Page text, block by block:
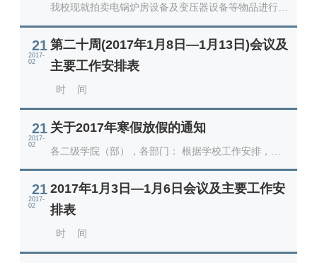
融合门户 校园邮箱 访客申请 WebVPN
我校现就拍卖电锅炉房设备及变压器设备等物品进行公
开集中处理，欢迎符合资格条件的回收处理企业或厂商
前
21
2017-
02
第二十周(2017年1月8日—1月13日)会议及
主要工作安排表
时 间
21
2017-
02
关于2017年寒假放假的通知
各二级学院（部），各部门： 根据学校工作安排，经
研究，现将2017年寒假放假时间及有关工作安排通知
21
2017-
02
2017年1月3日—1月6日会议及主要工作安
排表
时 间